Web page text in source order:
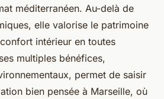
méditerranéen. Au-delà de
elle valorise le patrimoine
intérieur en toutes
multiples bénéfices,
permet de saisir
bien pensée à Marseille, où